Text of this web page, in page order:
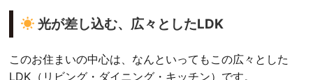
光が差し込む、広々としたLDK
このお住まいの中心は、なんといってもこの広々とした
LDK（リビング・ダイニング・キッチン）です。